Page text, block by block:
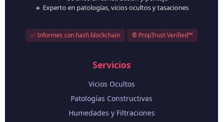
🔹 Experto en patologías, vicios ocultos y tasaciones
✅ Informes con hash blockchain ® PropTrust Verified™
Servicios
Vicios Ocultos
Patologías Constructivas
Humedades y Filtraciones